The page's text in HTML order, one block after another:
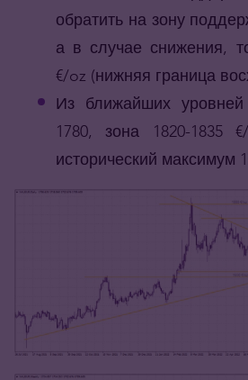
обратить на зону
а в случае снижения,
€/oz (нижняя граница
Из ближайших
1780, зона 1820-
исторический максимум